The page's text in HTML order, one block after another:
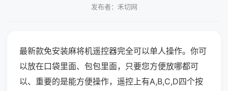
发布者：禾切网
最新款免安装麻将机遥控器完全可以单人操作。你可
以放在口袋里面、包包里面，只要您方便放哪都可
以、重要的是能方便操作，遥控上有A,B,C,D四个按